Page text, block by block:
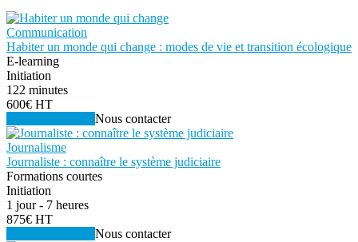
Communication
Habiter un monde qui change : modes de vie et transition écologique
E-learning
Initiation
122 minutes
600€ HT
Nous contacter
Journalisme
Journaliste : connaître le système judiciaire
Formations courtes
Initiation
1 jour - 7 heures
875€ HT
Nous contacter